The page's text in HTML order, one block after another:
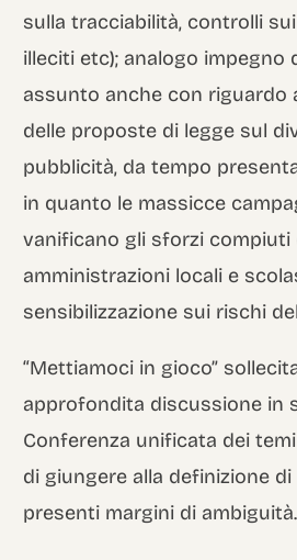
sulla tracciabilità, controlli
illeciti etc); analogo impegno
assunto anche con riguardo
delle proposte di legge sul
pubblicità, da tempo
in quanto le massicce
vanificano gli sforzi compiuti
amministrazioni locali e
sensibilizzazione sui rischi
“Mettiamoci in gioco”
approfondita discussione in
Conferenza unificata dei
di giungere alla definizione
presenti margini di ambiguità.